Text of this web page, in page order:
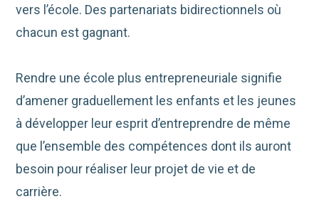
vers l’école. Des partenariats bidirectionnels où
chacun est gagnant.
Rendre une école plus entrepreneuriale signifie
d’amener graduellement les enfants et les jeunes
à développer leur esprit d’entreprendre de même
que l’ensemble des compétences dont ils auront
besoin pour réaliser leur projet de vie et de
carrière.